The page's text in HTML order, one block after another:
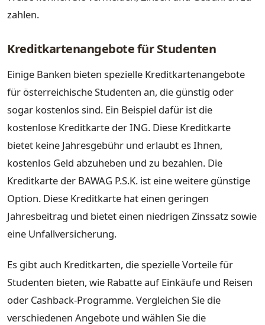
zahlen.
Kreditkartenangebote für Studenten
Einige Banken bieten spezielle Kreditkartenangebote
für österreichische Studenten an, die günstig oder
sogar kostenlos sind. Ein Beispiel dafür ist die
kostenlose Kreditkarte der ING. Diese Kreditkarte
bietet keine Jahresgebühr und erlaubt es Ihnen,
kostenlos Geld abzuheben und zu bezahlen. Die
Kreditkarte der BAWAG P.S.K. ist eine weitere günstige
Option. Diese Kreditkarte hat einen geringen
Jahresbeitrag und bietet einen niedrigen Zinssatz sowie
eine Unfallversicherung.
Es gibt auch Kreditkarten, die spezielle Vorteile für
Studenten bieten, wie Rabatte auf Einkäufe und Reisen
oder Cashback-Programme. Vergleichen Sie die
verschiedenen Angebote und wählen Sie die